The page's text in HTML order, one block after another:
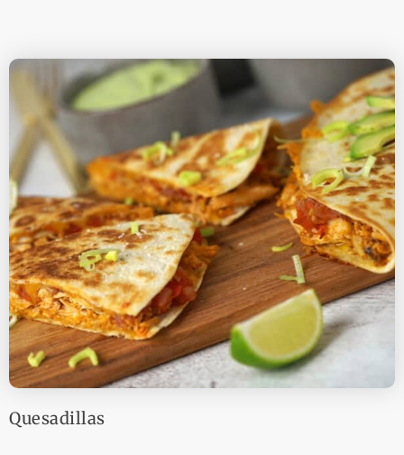
Quesadillas